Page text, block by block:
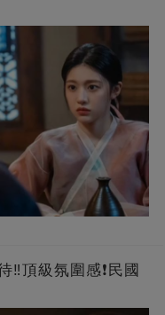
‼️頂級氛圍感❗️民國